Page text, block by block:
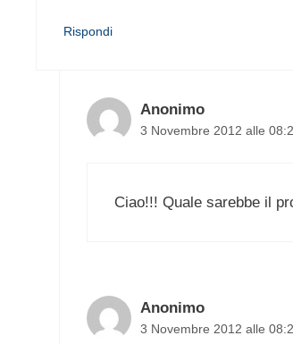
Rispondi
Anonimo
3 Novembre 2012 alle
Ciao!!! Quale sarebbe il
Anonimo
3 Novembre 2012 alle